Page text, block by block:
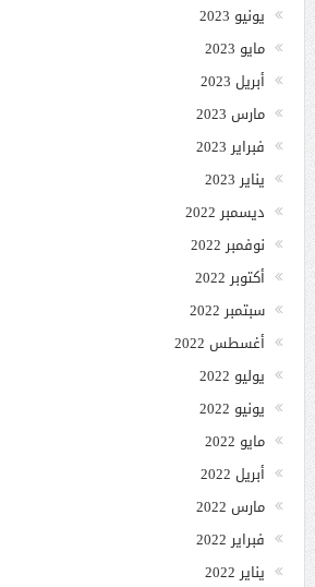
يونيو 2023
مايو 2023
أبريل 2023
مارس 2023
فبراير 2023
يناير 2023
ديسمبر 2022
نوفمبر 2022
أكتوبر 2022
سبتمبر 2022
أغسطس 2022
يوليو 2022
يونيو 2022
مايو 2022
أبريل 2022
مارس 2022
فبراير 2022
يناير 2022